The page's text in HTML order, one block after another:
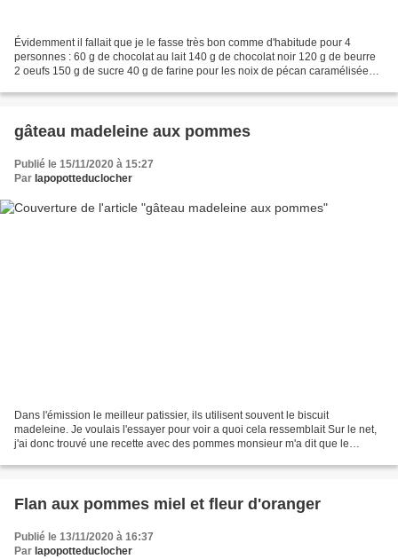
Évidemment il fallait que je le fasse très bon comme d'habitude pour 4
personnes : 60 g de chocolat au lait 140 g de chocolat noir 120 g de beurre
2 oeufs 150 g de sucre 40 g de farine pour les noix de pécan caramélisées :
gâteau madeleine aux pommes
Publié le 15/11/2020 à 15:27
Par lapopotteduclocher
Dans l'émission le meilleur patissier, ils utilisent souvent le biscuit
madeleine. Je voulais l'essayer pour voir a quoi cela ressemblait Sur le net,
j'ai donc trouvé une recette avec des pommes monsieur m'a dit que le
Flan aux pommes miel et fleur d'oranger
Publié le 13/11/2020 à 16:37
Par lapopotteduclocher